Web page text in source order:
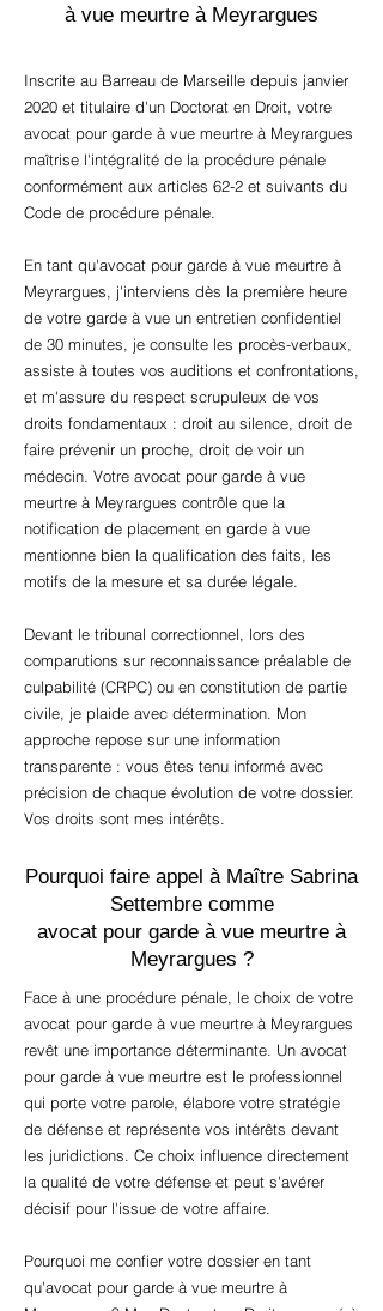
à vue meurtre à Meyrargues
Inscrite au Barreau de Marseille depuis janvier
2020 et titulaire d'un Doctorat en Droit, votre
avocat pour garde à vue meurtre à Meyrargues
maîtrise l'intégralité de la procédure pénale
conformément aux articles 62-2 et suivants du
Code de procédure pénale.
En tant qu'avocat pour garde à vue meurtre à
Meyrargues, j'interviens dès la première heure
de votre garde à vue un entretien confidentiel
de 30 minutes, je consulte les procès-verbaux,
assiste à toutes vos auditions et confrontations,
et m'assure du respect scrupuleux de vos
droits fondamentaux : droit au silence, droit de
faire prévenir un proche, droit de voir un
médecin. Votre avocat pour garde à vue
meurtre à Meyrargues contrôle que la
notification de placement en garde à vue
mentionne bien la qualification des faits, les
motifs de la mesure et sa durée légale.
Devant le tribunal correctionnel, lors des
comparutions sur reconnaissance préalable de
culpabilité (CRPC) ou en constitution de partie
civile, je plaide avec détermination. Mon
approche repose sur une information
transparente : vous êtes tenu informé avec
précision de chaque évolution de votre dossier.
Vos droits sont mes intérêts.
Pourquoi faire appel à Maître Sabrina
Settembre comme
avocat pour garde à vue meurtre à
Meyrargues ?
Face à une procédure pénale, le choix de votre
avocat pour garde à vue meurtre à Meyrargues
revêt une importance déterminante. Un avocat
pour garde à vue meurtre est le professionnel
qui porte votre parole, élabore votre stratégie
de défense et représente vos intérêts devant
les juridictions. Ce choix influence directement
la qualité de votre défense et peut s'avérer
décisif pour l'issue de votre affaire.
Pourquoi me confier votre dossier en tant
qu'avocat pour garde à vue meurtre à